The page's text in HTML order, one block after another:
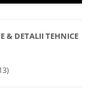
& DETALII TEHNICE